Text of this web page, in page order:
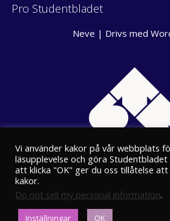
Pro Studentbladet
Neve | Drivs med
Eriksgatan 8
Vi använder kakor på vår webbplats
läsupplevelse och göra
att klicka "OK" ger du oss tillåtelse
kakor.
Do not sell my personal information.
Inställningar OK